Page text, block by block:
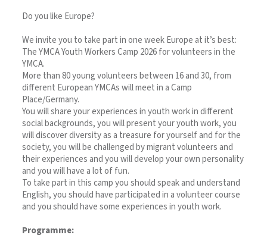
Do you like Europe?
We invite you to take part in one week Europe at it’s best:
The YMCA Youth Workers Camp 2026 for volunteers in the
YMCA.
More than 80 young volunteers between 16 and 30, from
different European YMCAs will meet in a Camp
Place/Germany.
You will share your experiences in youth work in different
social backgrounds, you will present your youth work, you
will discover diversity as a treasure for yourself and for the
society, you will be challenged by migrant volunteers and
their experiences and you will develop your own personality
and you will have a lot of fun.
To take part in this camp you should speak and understand
English, you should have participated in a volunteer course
and you should have some experiences in youth work.
Programme: